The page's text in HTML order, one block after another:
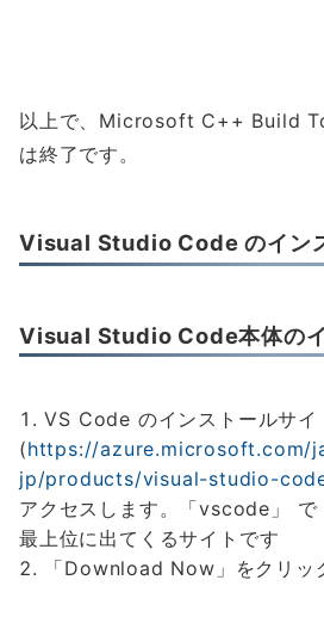
以上で、Microsoft C++ Build
は終了です。
Visual Studio Code のイン
Visual Studio Code本体の
VS Code のインストールサイ
(https://azure.microsoft.com/
jp/products/visual-studio-
アクセスします。「vscode」
最上位に出てくるサイトです
「Download Now」をクリッ